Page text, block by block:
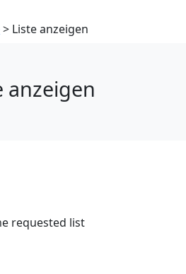
> Liste anzeigen
anzeigen
requested list